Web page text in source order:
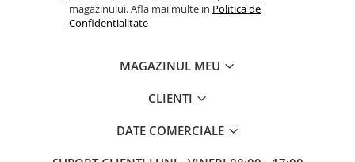
Profile gips carton
Silicon, spume si adezivi de montaj
magazinului. Afla mai multe in Politica de
Confidentialitate
MAGAZINUL MEU
CLIENTI
DATE COMERCIALE